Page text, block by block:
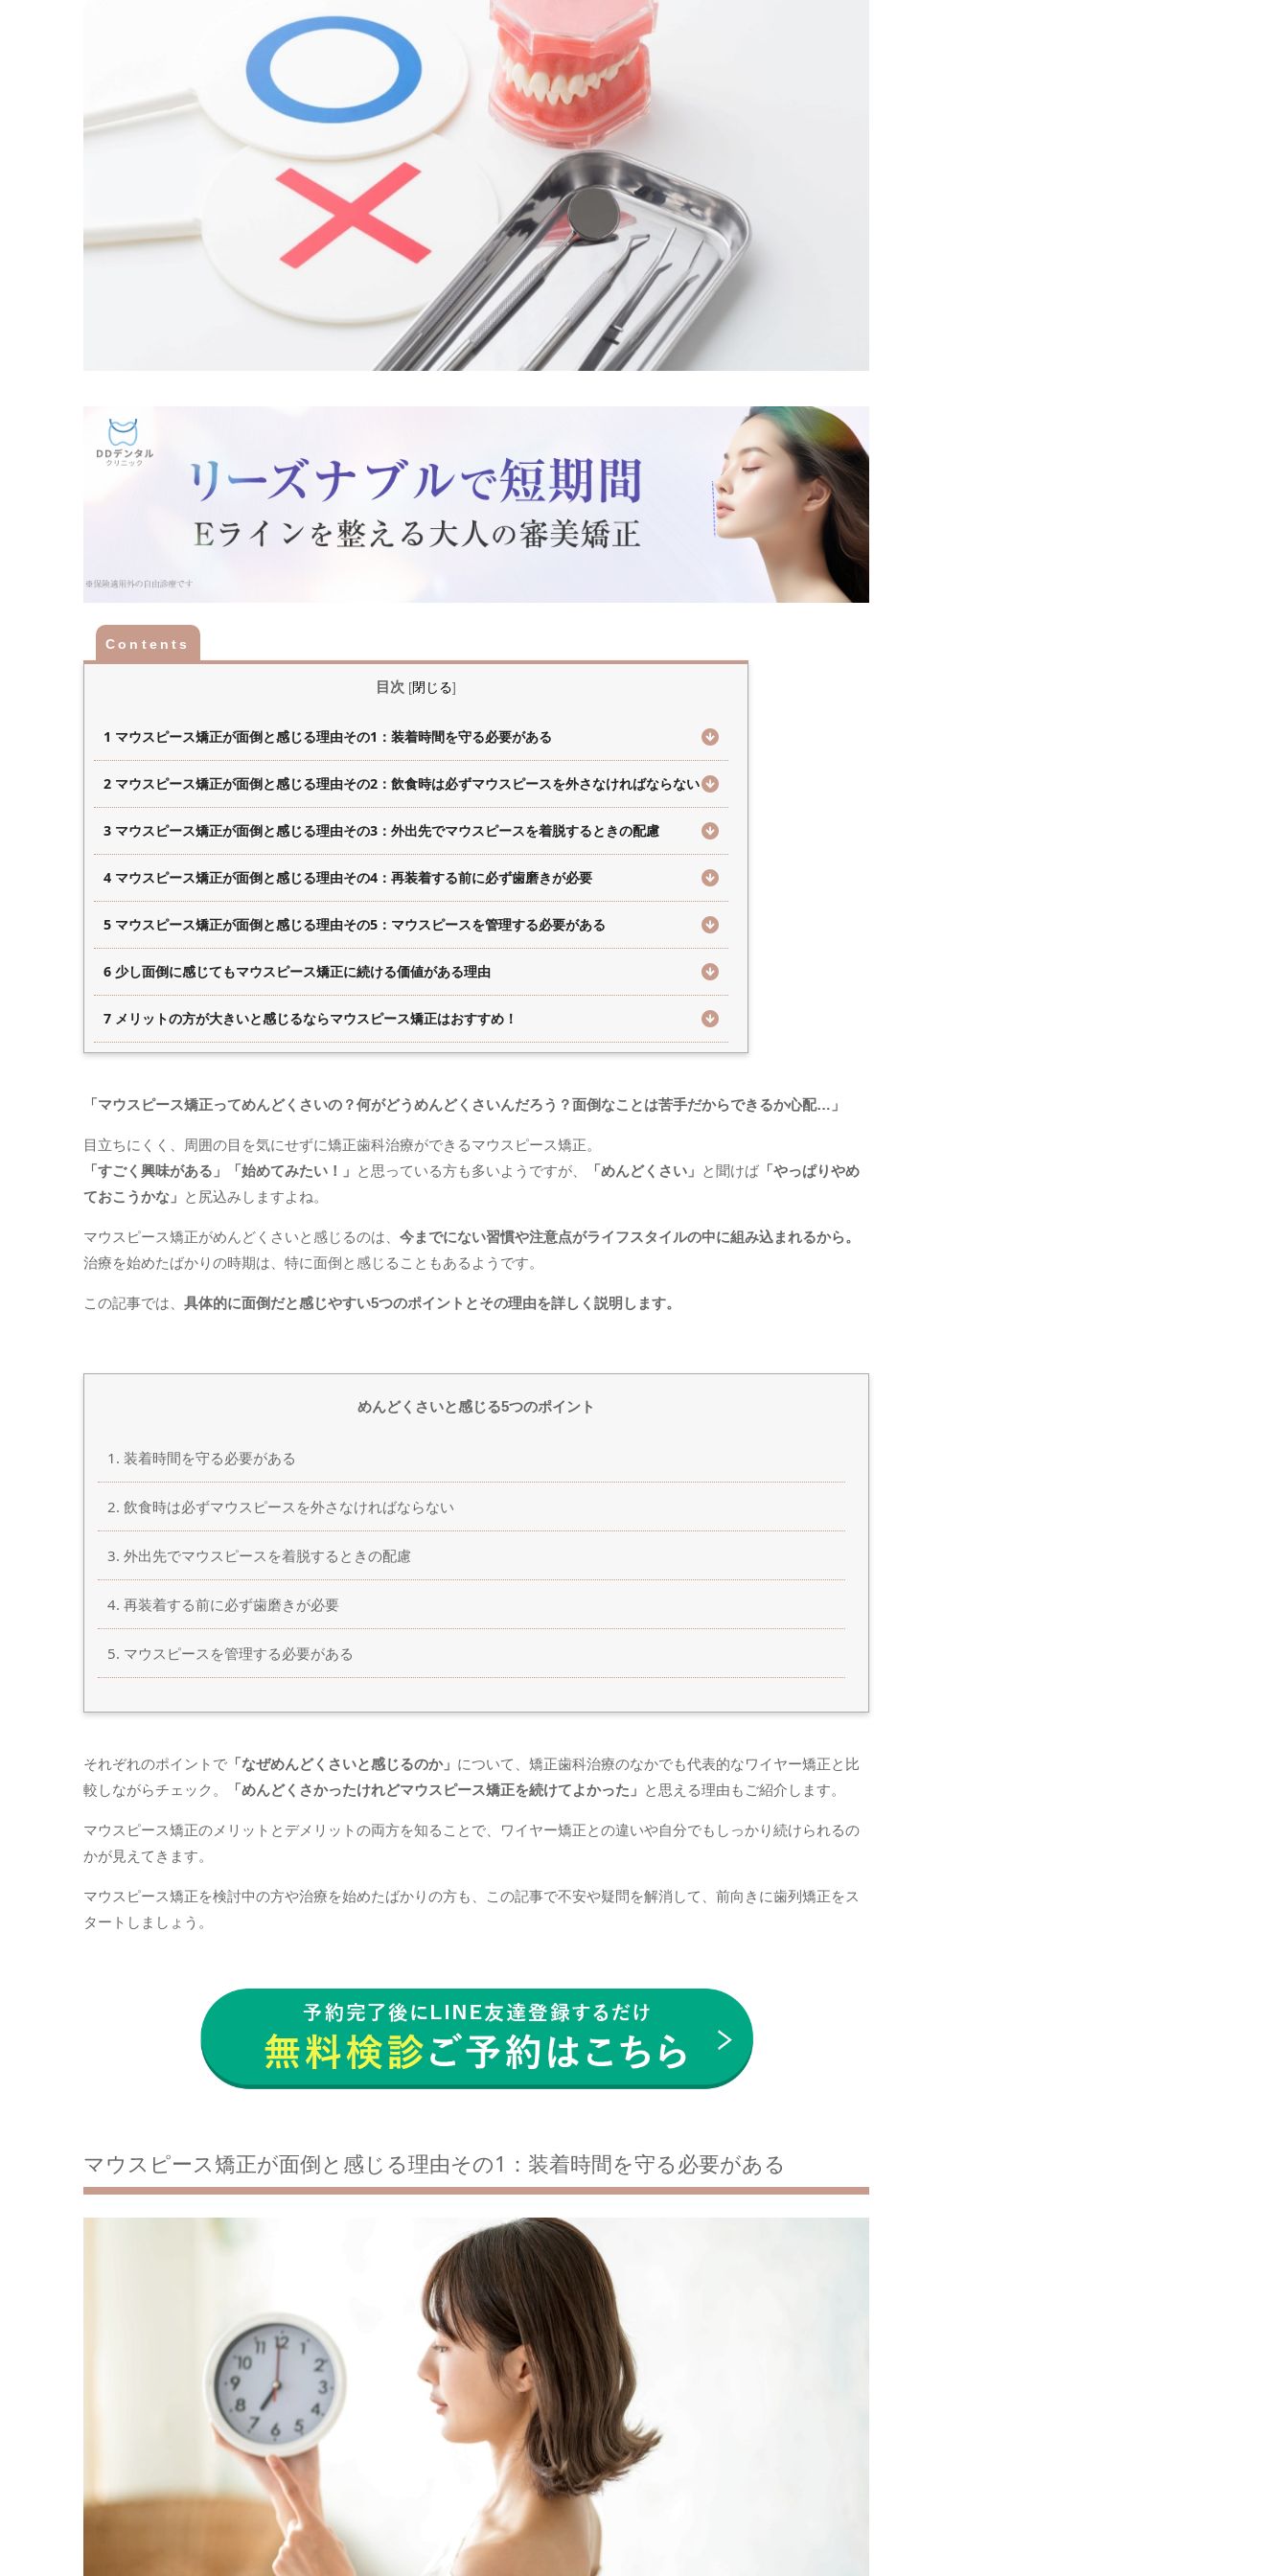
目次 [閉じる]
1 マウスピース矯正が面倒と感じる理由その1：装着時間を守る必要がある
2 マウスピース矯正が面倒と感じる理由その2：飲食時は必ずマウスピースを外さなければならない
3 マウスピース矯正が面倒と感じる理由その3：外出先でマウスピースを着脱するときの配慮
4 マウスピース矯正が面倒と感じる理由その4：再装着する前に必ず歯磨きが必要
5 マウスピース矯正が面倒と感じる理由その5：マウスピースを管理する必要がある
6 少し面倒に感じてもマウスピース矯正に続ける価値がある理由
7 メリットの方が大きいと感じるならマウスピース矯正はおすすめ！
「マウスピース矯正ってめんどくさいの？何がどうめんどくさいんだろう？面倒なことは苦手だからできるか心配…」
目立ちにくく、周囲の目を気にせずに矯正歯科治療ができるマウスピース矯正。
「すごく興味がある」「始めてみたい！」 と思っている方も多いようですが、 「めんどくさい」 と聞けば 「やっぱりやめ
ておこうかな」 と尻込みしますよね。
マウスピース矯正がめんどくさいと感じるのは、 今までにない習慣や注意点がライフスタイルの中に組み込まれるから。
治療を始めたばかりの時期は、特に面倒と感じることもあるようです。
この記事では、 具体的に面倒だと感じやすい5つのポイントとその理由を詳しく説明します。
めんどくさいと感じる5つのポイント
装着時間を守る必要がある
飲食時は必ずマウスピースを外さなければならない
外出先でマウスピースを着脱するときの配慮
再装着する前に必ず歯磨きが必要
マウスピースを管理する必要がある
それぞれのポイントで 「なぜめんどくさいと感じるのか」 について、矯正歯科治療のなかでも代表的なワイヤー矯正と比
較しながらチェック。
「めんどくさかったけれどマウスピース矯正を続けてよかった」 と思える理由もご紹介します。
マウスピース矯正のメリットとデメリットの両方を知ることで、ワイヤー矯正との違いや自分でもしっかり続けられるの
かが見えてきます。
マウスピース矯正を検討中の方や治療を始めたばかりの方も、この記事で不安や疑問を解消して、前向きに歯列矯正をス
タートしましょう。
マウスピース矯正が面倒と感じる理由その1：装着時間を守る必要がある